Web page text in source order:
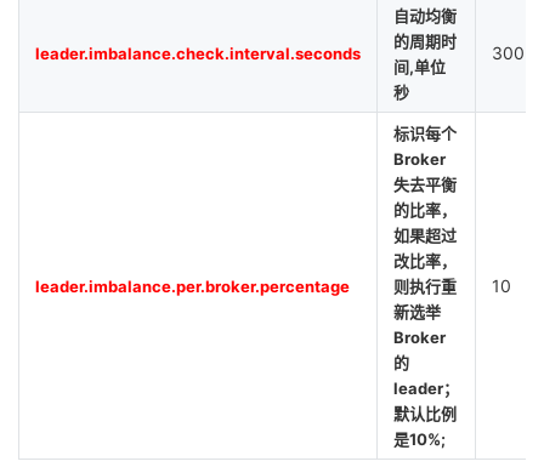
leader.imbalance.check.interval.seconds
自动均衡
的周期时
间,单位
秒
300
leader.imbalance.per.broker.percentage
标识每个
Broker
失去平衡
的比率，
如果超过
改比率，
则执行重
新选举
Broker
的
leader；
默认比例
是10%;
10